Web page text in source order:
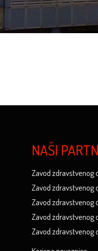
NAŠI
Zavod zdravstvenog
Zavod zdravstvenog
Zavod zdravstvenog
Zavod zdravstvenog
Zavod zdravstvenog